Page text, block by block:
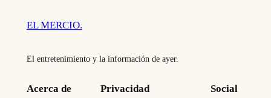
EL MERCIO.
El entretenimiento y la información de ayer.
Acerca de Privacidad Social